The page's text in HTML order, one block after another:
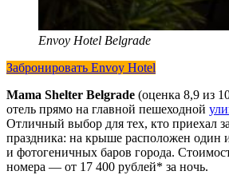
Envoy Hotel Belgrade
Забронировать Envoy Hotel
Mama Shelter Belgrade (оценка 8,9 из
отель прямо на главной пешеходной
Отличный выбор для тех, кто приехал
праздника: на крыше расположен один
и фотогеничных баров города.
номера — от 17 400 рублей* за ночь.